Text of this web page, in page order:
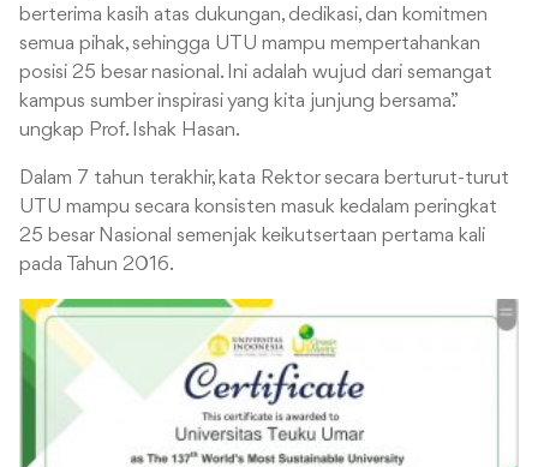
berterima kasih atas dukungan, dedikasi, dan komitmen
semua pihak, sehingga UTU mampu mempertahankan
posisi 25 besar nasional. Ini adalah wujud dari semangat
kampus sumber inspirasi yang kita junjung bersama.”
ungkap Prof. Ishak Hasan.
Dalam 7 tahun terakhir, kata Rektor secara berturut-turut
UTU mampu secara konsisten masuk kedalam peringkat
25 besar Nasional semenjak keikutsertaan pertama kali
pada Tahun 2016.